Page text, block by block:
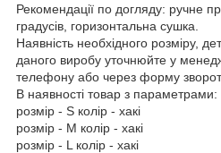
Рекомендації по догляду: ручне
градусів, горизонтальна сушка.
Наявність необхідного розміру,
даного виробу уточнюйте у
телефону або через форму
В наявності товар з параметрами:
розмір - S колір - хакі
розмір - M колір - хакі
розмір - L колір - хакі